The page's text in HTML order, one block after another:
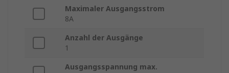
Maximaler Ausgangsstrom
8A
Anzahl der Ausgänge
1
Ausgangsspannung max.